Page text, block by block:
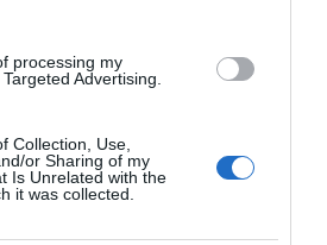
processing my
Advertising.
Collection, Use,
or Sharing of my
Is Unrelated with the
it was collected.